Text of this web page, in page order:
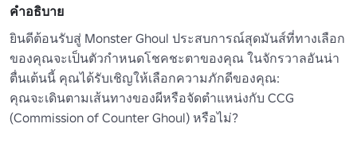
คำอธิบาย
ยินดีต้อนรับสู่ Monster Ghoul ประสบการณ์สุดมันส์ที่ทางเลือก
ของคุณจะเป็นตัวกําหนดโชคชะตาของคุณ ในจักรวาลอันน่า
ตื่นเต้นนี้ คุณได้รับเชิญให้เลือกความภักดีของคุณ:
คุณจะเดินตามเส้นทางของผีหรือจัดตําแหน่งกับ CCG
(Commission of Counter Ghoul) หรือไม่?